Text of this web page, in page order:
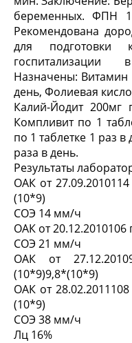
беременных. ФПН
Рекомендована
для
госпитализации
Назначены: Витамин
день, Фолиевая
Калий-Йодит 200мг
Компливит по 1
по 1 таблетке 1 раз
раза в день.
Результаты
ОАК от
(10*9)
СОЭ 14 мм/ч
ОАК от
СОЭ 21 мм/ч
ОАК от
(10*9)9,8*(10*9)
ОАК от
(10*9)
СОЭ 38 мм/ч
Лц 16%